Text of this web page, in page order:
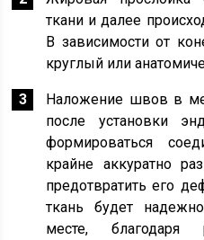
ткани и далее
В зависимости от
круглый или
Наложение швов в
после установки
формироваться
крайне аккуратно
предотвратить его
ткань будет
месте, благодаря